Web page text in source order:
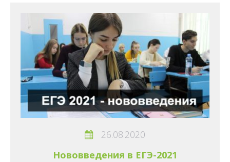
26.08.2020
Нововведения в ЕГЭ-2021